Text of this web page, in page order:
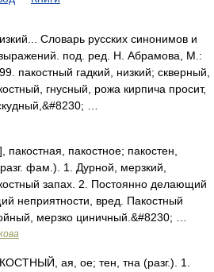
Словарь русских синонимов и
под. ред. Н. Абрамова, М.:
пакостный гадкий, низкий; скверный,
гнусный, рожа кирпича просит,
…
пакостная, пакостное; пакостен,
фам.). 1. Дурной, мерзкий,
запах. 2. Постоянно делающий
неприятности, вред. Пакостный
мерзко циничный.&#8230; …
ая, ое; тен, тна (разг.). 1.